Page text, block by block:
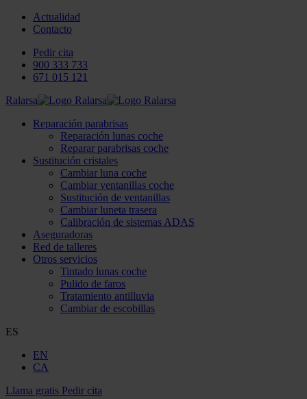
Actualidad
Contacto
Pedir cita
900 333 733
671 015 121
Ralarsa
Reparación parabrisas
Reparación lunas coche
Reparar parabrisas coche
Sustitución cristales
Cambiar luna coche
Cambiar ventanillas coche
Sustitución de ventanillas
Cambiar luneta trasera
Calibración de sistemas ADAS
Aseguradoras
Red de talleres
Otros servicios
Tintado lunas coche
Pulido de faros
Tratamiento antilluvia
Cambiar de escobillas
ES
EN
CA
Llama gratis Pedir cita